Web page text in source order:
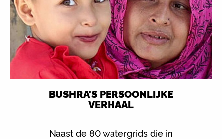
BUSHRA’S PERSOONLIJKE
VERHAAL
Naast de 80 watergrids die in